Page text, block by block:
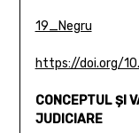
19_Negru
https://doi.org/
CONCEPTUL ȘI
JUDICIARE